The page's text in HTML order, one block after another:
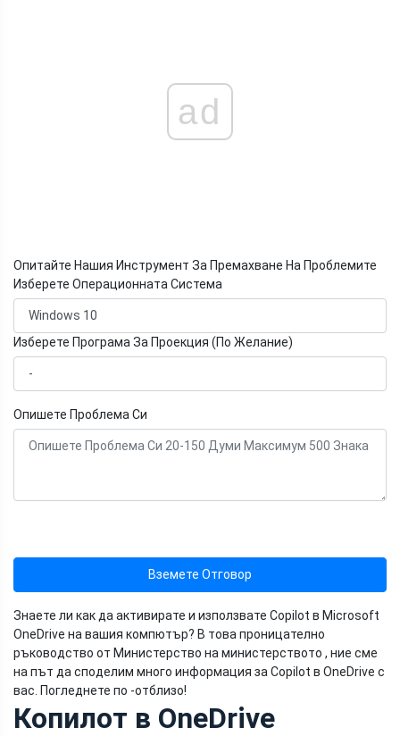
ad
Опитайте Нашия Инструмент За Премахване На Проблемите
Изберете Операционната Система
Изберете Програма За Проекция (По Желание)
Опишете Проблема Си
Вземете Отговор
Знаете ли как да активирате и използвате Copilot в Microsoft
OneDrive на вашия компютър? В това проницателно
ръководство от Министерство на министерството , ние сме
на път да споделим много информация за Copilot в OneDrive с
вас. Погледнете по -отблизо!
Копилот в OneDrive